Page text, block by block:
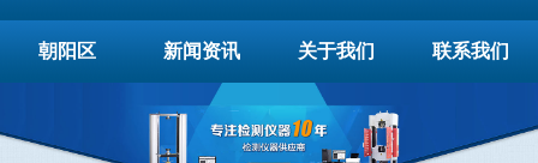
朝阳区 新闻资讯 关于我们 联系我们